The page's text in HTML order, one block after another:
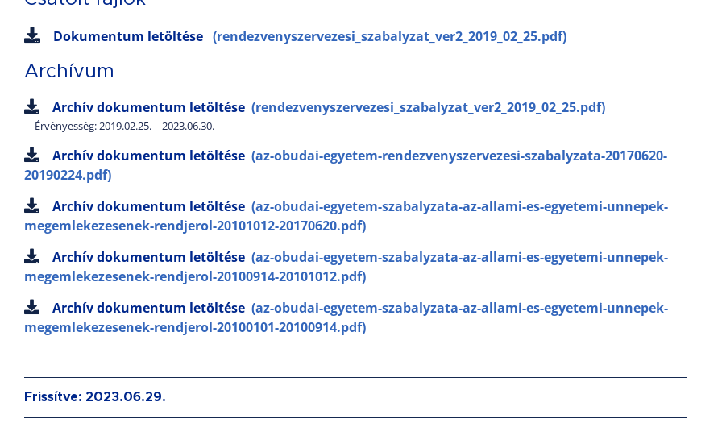
Dokumentum letöltése (rendezvenyszervezesi_szabalyzat_ver2_2019_02_25.pdf)
Archívum
Archív dokumentum letöltése (rendezvenyszervezesi_szabalyzat_ver2_2019_02_25.pdf)
Érvényesség: 2019.02.25. – 2023.06.30.
Archív dokumentum letöltése (az-obudai-egyetem-rendezvenyszervezesi-szabalyzata-20170620-
20190224.pdf)
Archív dokumentum letöltése (az-obudai-egyetem-szabalyzata-az-allami-es-egyetemi-unnepek-
megemlekezesenek-rendjerol-20101012-20170620.pdf)
Archív dokumentum letöltése (az-obudai-egyetem-szabalyzata-az-allami-es-egyetemi-unnepek-
megemlekezesenek-rendjerol-20100914-20101012.pdf)
Archív dokumentum letöltése (az-obudai-egyetem-szabalyzata-az-allami-es-egyetemi-unnepek-
megemlekezesenek-rendjerol-20100101-20100914.pdf)
Frissítve: 2023.06.29.